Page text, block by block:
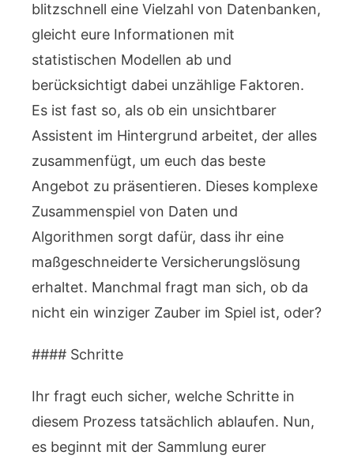
blitzschnell eine Vielzahl von Datenbanken,
gleicht eure Informationen mit
statistischen Modellen ab und
berücksichtigt dabei unzählige Faktoren.
Es ist fast so, als ob ein unsichtbarer
Assistent im Hintergrund arbeitet, der alles
zusammenfügt, um euch das beste
Angebot zu präsentieren. Dieses komplexe
Zusammenspiel von Daten und
Algorithmen sorgt dafür, dass ihr eine
maßgeschneiderte Versicherungslösung
erhaltet. Manchmal fragt man sich, ob da
nicht ein winziger Zauber im Spiel ist, oder?
#### Schritte
Ihr fragt euch sicher, welche Schritte in
diesem Prozess tatsächlich ablaufen. Nun,
es beginnt mit der Sammlung eurer